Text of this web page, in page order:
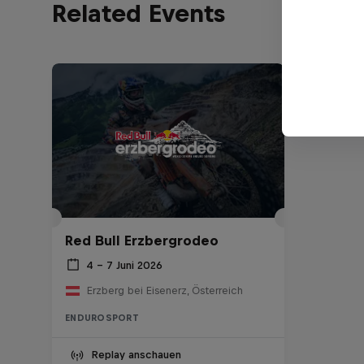
Related Events
Red Bull Erzbergrodeo
4 – 7 Juni 2026
Erzberg bei Eisenerz, Österreich
ENDUROSPORT
Replay anschauen